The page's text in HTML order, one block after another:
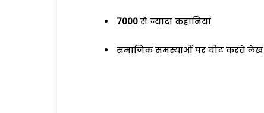
7000 से ज्यादा कहानियां
समाजिक समस्याओं पर चोट करते लेख